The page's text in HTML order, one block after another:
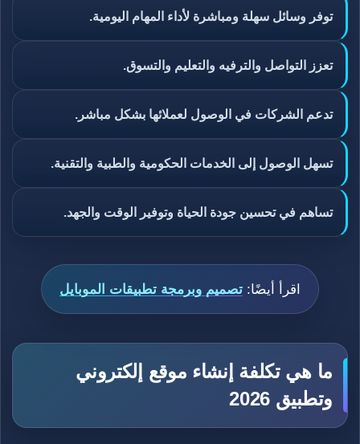
توفر وسائل سهلة ومباشرة لأداء المهام اليومية.
تعزز التواصل والترفيه والتعليم والتسوق.
تدعم الشركات في الوصول لعملائها بشكل مباشر.
تسهل الوصول إلى الخدمات الحكومية والطبية والتقنية.
تساهم في تحسين جودة الحياة وتوفير الوقت والجهد.
اقرأ أيضًا: تصميم وبرمجة تطبيقات الموبايل
ما هي تكلفة إنشاء موقع إلكتروني
وتطبيق 2026